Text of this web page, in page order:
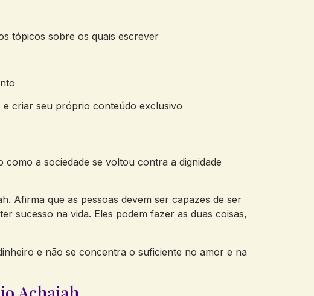
tópicos sobre os quais escrever
criar seu próprio conteúdo exclusivo
a sociedade se voltou contra a dignidade
Afirma que as pessoas devem ser capazes de ser
sucesso na vida. Eles podem fazer as duas coisas,
e não se concentra o suficiente no amor e na